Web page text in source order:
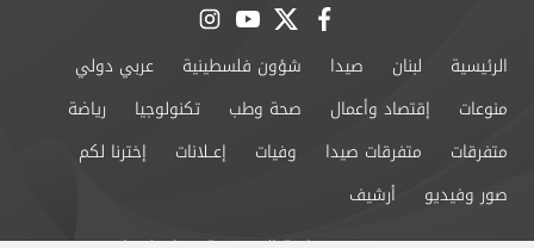
facebook
twitter
youtube
instagram
الرئيسية لبنان صيدا شؤون فلسطينية
عربي دولي
منوعات
إقتصاد وأعمال صحة وطب تكنولوجيا
رياضة
متفرقات
متفرقات صيدا وفيات إعــلانات
إخترنا لكم
صور وفيديو
أرشيف